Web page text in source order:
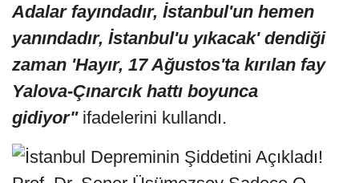
Adalar fayındadır, İstanbul'un hemen
yanındadır, İstanbul'u yıkacak' dendiği
zaman 'Hayır, 17 Ağustos'ta kırılan fay
Yalova-Çınarcık hattı boyunca
gidiyor"ifadelerini kullandı.